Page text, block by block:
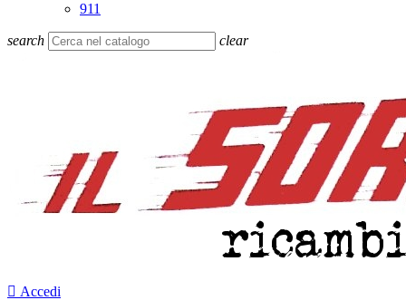
911
search clear
 Accedi